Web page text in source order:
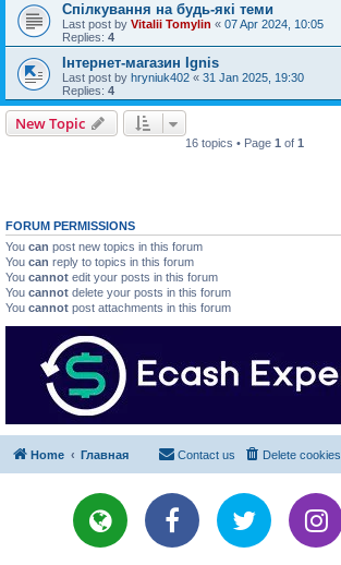
Спілкування на будь-які теми
Last post by Vitalii Tomylin « 07 Apr 2024, 10:05
Replies: 4
Інтернет-магазин Ignis
Last post by hryniuk402 « 31 Jan 2025, 19:30
Replies: 4
New Topic
16 topics • Page 1 of 1
FORUM PERMISSIONS
You can post new topics in this forum
You can reply to topics in this forum
You cannot edit your posts in this forum
You cannot delete your posts in this forum
You cannot post attachments in this forum
Home Главная Delete cookies
Contact us